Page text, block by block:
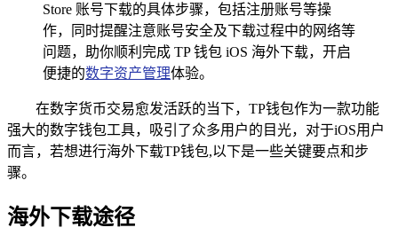
Store 账号下载的具体步骤，包括注册账号等操
作，同时提醒注意账号安全及下载过程中的网络等
问题，助你顺利完成 TP 钱包 iOS 海外下载，开启
便捷的数字资产管理体验。
在数字货币交易愈发活跃的当下，TP钱包作为一款功能
强大的数字钱包工具，吸引了众多用户的目光，对于iOS用户
而言，若想进行海外下载TP钱包,以下是一些关键要点和步
骤。
海外下载途径